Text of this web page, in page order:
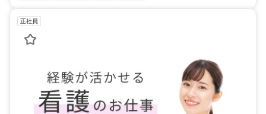
正社員